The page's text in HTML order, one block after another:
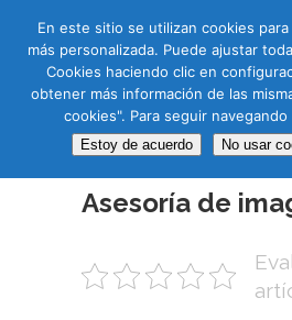
CAT
11 DIC
Asesoría de
En este sitio se utilizan cookies
más personalizada. Puede ajustar
Cookies haciendo clic en
obtener más información de las
cookies". Para seguir
Estoy de acuerdo No usar